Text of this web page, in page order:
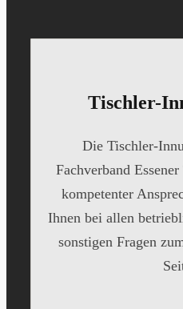
Tischler-
Die Tischler-
Fachverband
kompetenter
Ihnen bei allen
sonstigen Fragen